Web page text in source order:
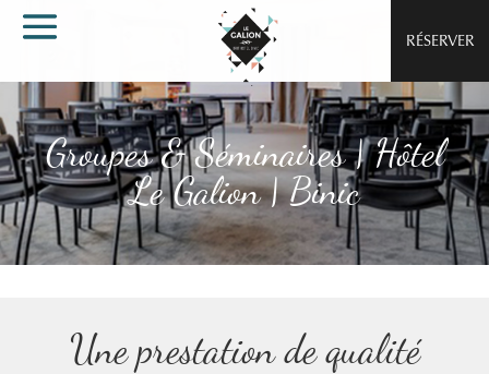
RÉSERVER
Groupes & Séminaires | Hôtel
Le Galion | Binic
Une prestation de qualité